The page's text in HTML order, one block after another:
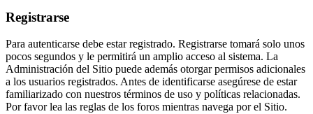
Registrarse
Para autenticarse debe estar registrado. Registrarse tomará solo unos
pocos segundos y le permitirá un amplio acceso al sistema. La
Administración del Sitio puede además otorgar permisos adicionales
a los usuarios registrados. Antes de identificarse asegúrese de estar
familiarizado con nuestros términos de uso y políticas relacionadas.
Por favor lea las reglas de los foros mientras navega por el Sitio.